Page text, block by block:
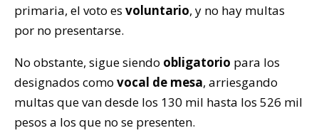
primaria, el voto es voluntario, y no hay multas
por no presentarse.
No obstante, sigue siendo obligatorio para los
designados como vocal de mesa, arriesgando
multas que van desde los 130 mil hasta los 526 mil
pesos a los que no se presenten.